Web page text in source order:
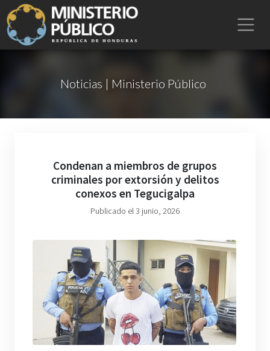
Noticias | Ministerio Público
Condenan a miembros de grupos
criminales por extorsión y delitos
conexos en Tegucigalpa
Publicado el 3 junio, 2026